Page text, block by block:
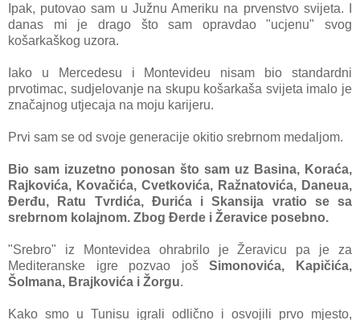
Ipak, putovao sam u Južnu Ameriku na prvenstvo svijeta. I
danas mi je drago što sam opravdao "ucjenu" svog
košarkaškog uzora.
Iako u Mercedesu i Montevideu nisam bio standardni
prvotimac, sudjelovanje na skupu košarkaša svijeta imalo je
značajnog utjecaja na moju karijeru.
Prvi sam se od svoje generacije okitio srebrnom medaljom.
Bio sam izuzetno ponosan što sam uz Basina, Koraća,
Rajkovića, Kovačića, Cvetkovića, Ražnatovića, Daneua,
Đerđu, Ratu Tvrdića, Đurića i Skansija vratio se sa
srebrnom kolajnom. Zbog Đerde i Žeravice posebno.
"Srebro" iz Montevidea ohrabrilo je Žeravicu pa je za
Mediteranske igre pozvao jošSimonovića, Kapičića,
Šolmana, Brajkovića i Žorgu.
Kako smo u Tunisu igrali odlično i osvojili prvo mjesto,